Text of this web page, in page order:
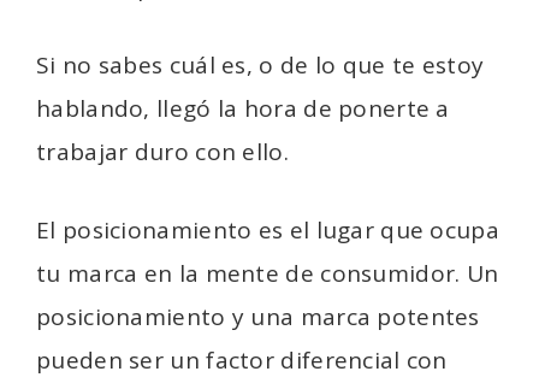
Si no sabes cuál es, o de lo que te estoy
hablando, llegó la hora de ponerte a
trabajar duro con ello.
El posicionamiento es el lugar que ocupa
tu marca en la mente de consumidor. Un
posicionamiento y una marca potentes
pueden ser un factor diferencial con